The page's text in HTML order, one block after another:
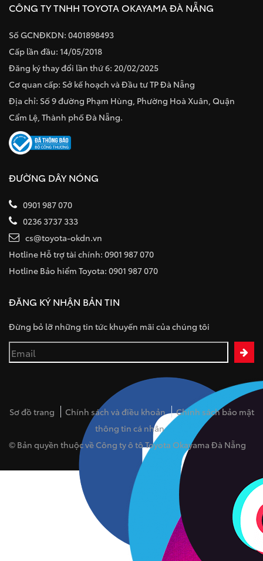
CÔNG TY TNHH TOYOTA OKAYAMA ĐÀ NẴNG
Số GCNĐKDN: 0401898493
Cấp lần đầu: 14/05/2018
Đăng ký thay đổi lần thứ 6: 20/02/2025
Cơ quan cấp: Sở kế hoạch và Đầu tư TP Đà Nẵng
Địa chỉ: Số 9 đường Phạm Hùng, Phường Hoà Xuân, Quận
Cẩm Lệ, Thành phố Đà Nẵng.
ĐƯỜNG DÂY NÓNG
0901 987 070
0236 3737 333
cs@toyota-okdn.vn
Hotline Hỗ trợ tài chính: 0901 987 070
Hotline Bảo hiểm Toyota: 0901 987 070
ĐĂNG KÝ NHẬN BẢN TIN
Đừng bỏ lỡ những tin tức khuyến mãi của chúng tôi
Sơ đồ trang Chính sách và điều khoản
Chính sách bảo mật
thông tin cá nhân
© Bản quyền thuộc về Công ty ô tô Toyota Okayama Đà Nẵng